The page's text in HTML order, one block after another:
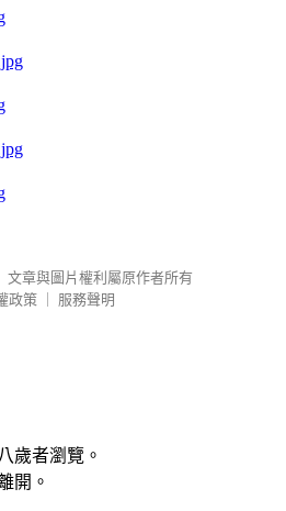
文章與圖片權利屬原作者所有
政策
服務聲明
歲者瀏覽。
開。